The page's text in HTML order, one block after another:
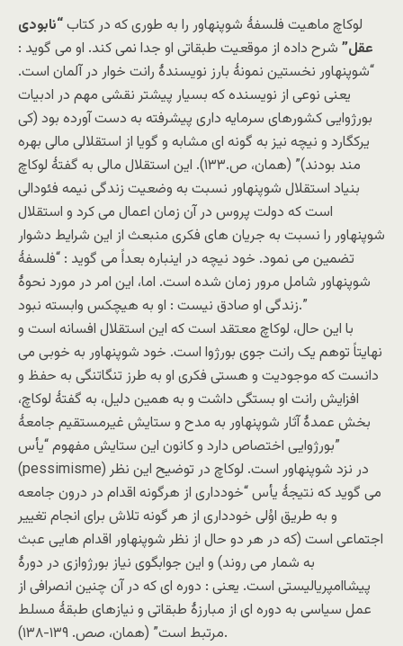
لوکاچ ماهیت فلسفۀ شوپنهاور را به طوری که در کتاب“نابودی
عقل” شرح داده از موقعیت طبقاتی او جدا نمی کند. او می گوید :
“شوپنهاور نخستین نمونۀ بارز نویسندۀ رانت خوار در آلمان است.
یعنی نوعی از نویسنده که بسیار پیشتر نقشی مهم در ادبیات
بورژوایی کشورهای سرمایه داری پیشرفته به دست آورده بود (کی
یرکگارد و نیچه نیز به گونه ای مشابه و گویا از استقلالی مالی بهره
مند بودند)” (همان، ص.۱۳۳). این استقلال مالی به گفتۀ لوکاچ
بنیاد استقلال شوپنهاور نسبت به وضعیت زندگی نیمه فئودالی
است که دولت پروس در آن زمان اعمال می کرد و استقلال
شوپنهاور را نسبت به جریان های فکری منبعث از این شرایط دشوار
تضمین می نمود. خود نیچه در اینباره بعداً می گوید : “فلسفۀ
شوپنهاور شامل مرور زمان شده است. اما، این امر در مورد نحوۀ
زندگی او صادق نیست : او به هیچکس وابسته نبود.”
با این حال، لوکاچ معتقد است که این استقلال افسانه است و
نهایتاً توهم یک رانت جوی بورژوا است. خود شوپنهاور به خوبی می
دانست که موجودیت و هستی فکری او به طرز تنگاتنگی به حفظ و
افزایش رانت او بستگی داشت و به همین دلیل، به گفتۀ لوکاچ،
بخش عمدۀ آثار شوپنهاور به مدح و ستایش غیرمستقیم جامعۀ
بورژوایی اختصاص دارد و کانون این ستایش مفهوم “یأس”
(pessimisme) در نزد شوپنهاور است. لوکاچ در توضیح این نظر
می گوید که نتیجۀ یأس “خودداری از هرگونه اقدام در درون جامعه
و به طریق اوُلی خودداری از هر گونه تلاش برای انجام تغییر
اجتماعی است (که در هر دو حال از نظر شوپنهاور اقدام هایی عبث
به شمار می روند) و این جوابگوی نیاز بورژوازی در دورۀ
پیشاامپریالیستی است. یعنی : دوره ای که در آن چنین انصرافی از
عمل سیاسی به دوره ای از مبارزۀ طبقاتی و نیازهای طبقۀ مسلط
مرتبط است” (همان، صص. ۱۳۹-۱۳۸).